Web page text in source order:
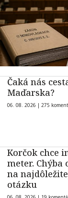
Čaká nás
Maďarska?
06. 08. 2026 | 275
Korčok chce
meter. Chýba
na
otázku